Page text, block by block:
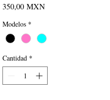
350,00 MXNPrecio
Modelos *
Cantidad *